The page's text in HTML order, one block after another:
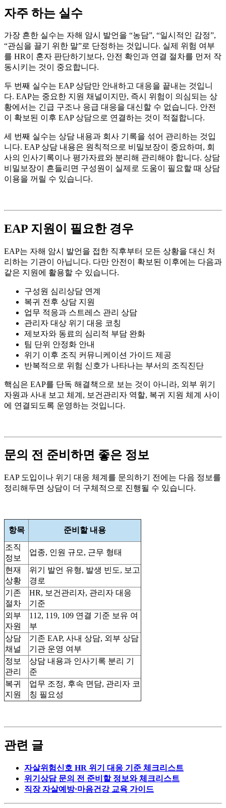
자주 하는 실수
가장 흔한 실수는 자해 암시 발언을 “농담”, “일시적인 감정”,
“관심을 끌기 위한 말”로 단정하는 것입니다. 실제 위험 여부
를 HR이 혼자 판단하기보다, 안전 확인과 연결 절차를 먼저 작
동시키는 것이 중요합니다.
두 번째 실수는 EAP 상담만 안내하고 대응을 끝내는 것입니
다. EAP는 중요한 지원 채널이지만, 즉시 위험이 의심되는 상
황에서는 긴급 구조나 응급 대응을 대신할 수 없습니다. 안전
이 확보된 이후 EAP 상담으로 연결하는 것이 적절합니다.
세 번째 실수는 상담 내용과 회사 기록을 섞어 관리하는 것입
니다. EAP 상담 내용은 원칙적으로 비밀보장이 중요하며, 회
사의 인사기록이나 평가자료와 분리해 관리해야 합니다. 상담
비밀보장이 흔들리면 구성원이 실제로 도움이 필요할 때 상담
이용을 꺼릴 수 있습니다.
EAP 지원이 필요한 경우
EAP는 자해 암시 발언을 접한 직후부터 모든 상황을 대신 처
리하는 기관이 아닙니다. 다만 안전이 확보된 이후에는 다음과
같은 지원에 활용할 수 있습니다.
구성원 심리상담 연계
복귀 전후 상담 지원
업무 적응과 스트레스 관리 상담
관리자 대상 위기 대응 코칭
제보자와 동료의 심리적 부담 완화
팀 단위 안정화 안내
위기 이후 조직 커뮤니케이션 가이드 제공
반복적으로 위험 신호가 나타나는 부서의 조직진단
핵심은 EAP를 단독 해결책으로 보는 것이 아니라, 외부 위기
자원과 사내 보고 체계, 보건관리자 역할, 복귀 지원 체계 사이
에 연결되도록 운영하는 것입니다.
문의 전 준비하면 좋은 정보
EAP 도입이나 위기 대응 체계를 문의하기 전에는 다음 정보를
정리해두면 상담이 더 구체적으로 진행될 수 있습니다.
항목
준비할 내용
조직
정보
업종, 인원 규모, 근무 형태
현재
상황
위기 발언 유형, 발생 빈도, 보고
경로
기존
절차
HR, 보건관리자, 관리자 대응
기준
외부
자원
112, 119, 109 연결 기준 보유 여
부
상담
채널
기존 EAP, 사내 상담, 외부 상담
기관 운영 여부
정보
관리
상담 내용과 인사기록 분리 기
준
복귀
지원
업무 조정, 후속 면담, 관리자 코
칭 필요성
관련 글
자살위험신호 HR 위기 대응 기준 체크리스트
위기상담 문의 전 준비할 정보와 체크리스트
직장 자살예방·마음건강 교육 가이드